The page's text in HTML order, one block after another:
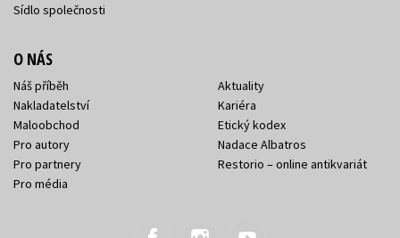
Sídlo společnosti
O NÁS
Náš příběh
Nakladatelství
Maloobchod
Pro autory
Pro partnery
Pro média
Aktuality
Kariéra
Etický kodex
Nadace Albatros
Restorio – online antikvariát